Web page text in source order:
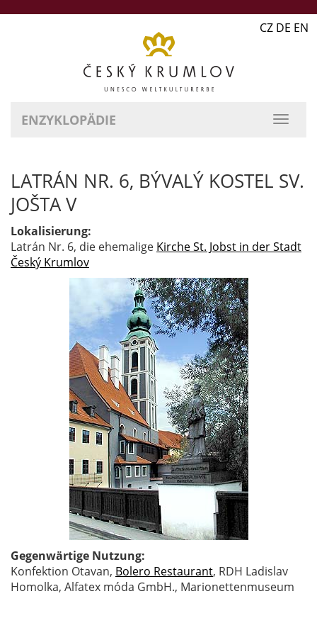
CZ DE EN
ENZYKLOPÄDIE
LATRÁN NR. 6, BÝVALÝ KOSTEL SV.
JOŠTA V
Lokalisierung:
Latrán Nr. 6, die ehemalige Kirche St. Jobst in der Stadt
Český Krumlov
Gegenwärtige Nutzung:
Konfektion Otavan, Bolero Restaurant, RDH Ladislav
Homolka, Alfatex móda GmbH., Marionettenmuseum